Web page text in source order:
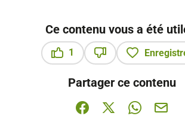
Ce contenu vous a été
1
Partager ce contenu
Partager sur Facebook
Partager sur X /
Partager